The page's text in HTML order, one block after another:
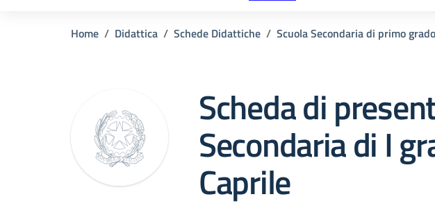
Home Didattica Schede Didattiche Scuola Secondaria di primo grado
Scheda di
Secondaria di I
Caprile